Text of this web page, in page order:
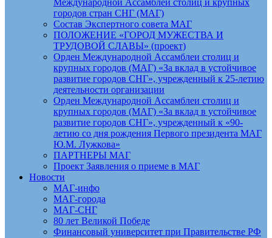
городов стран СНГ (МАГ)
Состав Экспертного совета МАГ
ПОЛОЖЕНИЕ «ГОРОД МУЖЕСТВА И
ТРУДОВОЙ СЛАВЫ» (проект)
Орден Международной Ассамблеи столиц и
крупных городов (МАГ) «За вклад в устойчивое
развитие городов СНГ», учрежденный к 25-летию
деятельности организации
Орден Международной Ассамблеи столиц и
крупных городов (МАГ) «За вклад в устойчивое
развитие городов СНГ», учрежденный к «90-
летию со дня рождения Первого президента МАГ
Ю.М. Лужкова»
ПАРТНЕРЫ МАГ
Проект Заявления о приеме в МАГ
Новости
МАГ-инфо
МАГ-города
МАГ-СНГ
80 лет Великой Победе
Финансовый университет при Правительстве РФ